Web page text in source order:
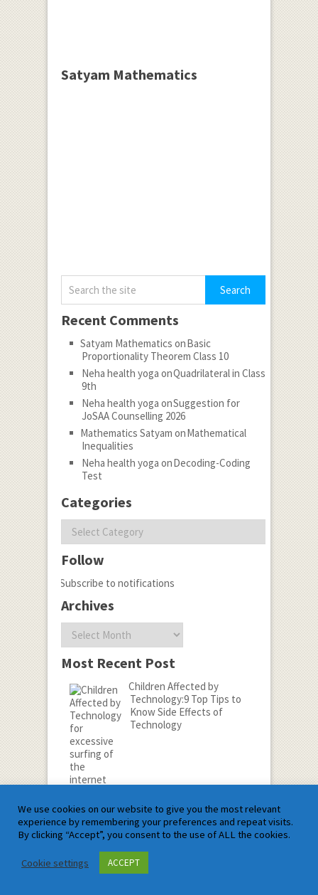
Satyam Mathematics
Recent Comments
Satyam Mathematics onBasic
Proportionality Theorem Class 10
Neha health yoga onQuadrilateral in Class
9th
Neha health yoga onSuggestion for
JoSAA Counselling 2026
Mathematics Satyam onMathematical
Inequalities
Neha health yoga onDecoding-Coding
Test
Categories
Follow
Subscribe to notifications
Archives
Most Recent Post
Children Affected by
Technology:9 Top Tips to
Know Side Effects of
Technology
Name*
Email*
We use cookies on our website to give you the most relevant
experience by remembering your preferences and repeat visits.
By clicking “Accept”, you consent to the use of ALL the cookies.
Cookie settings ACCEPT